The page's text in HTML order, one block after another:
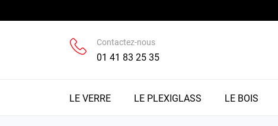
Contactez-nous
01 41 83 25 35
LE VERRE LE PLEXIGLASS LE BOIS